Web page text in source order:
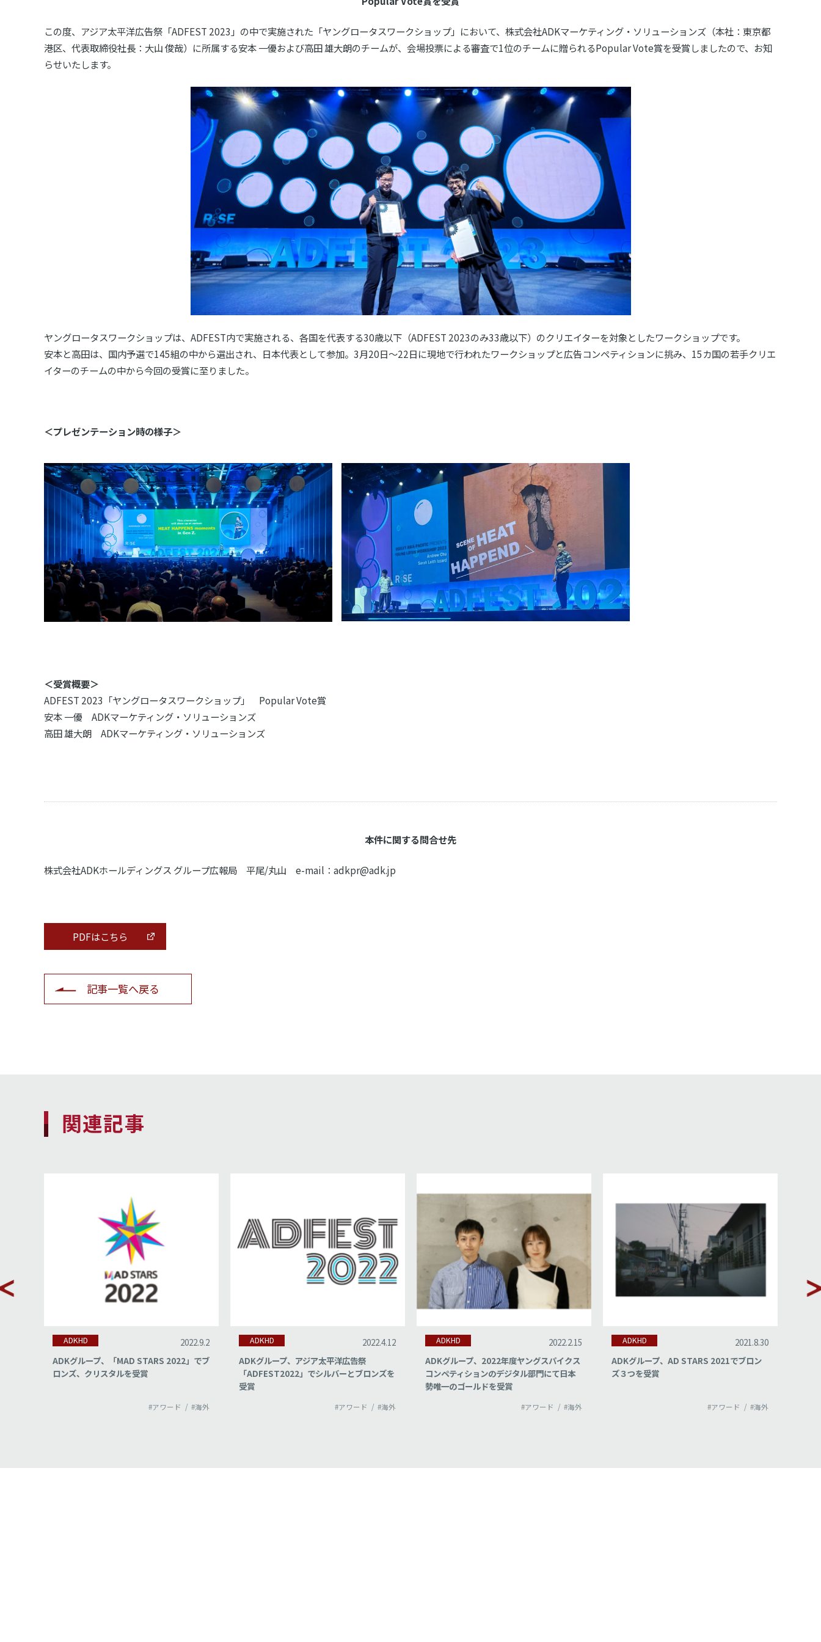
この度、アジア太平洋広告祭「ADFEST 2023」の中で実施された「ヤングロータスワークショップ」において、株式会社ADKマーケティング・ソリューションズ（本社：東京都
港区、代表取締役社長：大山 俊哉）に所属する安本 一優および高田 雄大朗のチームが、会場投票による審査で1位のチームに贈られるPopular Vote賞を受賞しましたので、お知
らせいたします。
ヤングロータスワークショップは、ADFEST内で実施される、各国を代表する30歳以下（ADFEST 2023のみ33歳以下）のクリエイターを対象としたワークショップです。
安本と高田は、国内予選で145組の中から選出され、日本代表として参加。3月20日〜22日に現地で行われたワークショップと広告コンペティションに挑み、15カ国の若手クリエ
イターのチームの中から今回の受賞に至りました。
＜プレゼンテーション時の様子＞
＜受賞概要＞
ADFEST 2023「ヤングロータスワークショップ」 Popular Vote賞
安本 一優 ADKマーケティング・ソリューションズ
高田 雄大朗 ADKマーケティング・ソリューションズ
本件に関する問合せ先
株式会社ADKホールディングス グループ広報局 平尾/丸山 e-mail：adkpr@adk.jp
PDFはこちら
記事一覧へ戻る
関連記事
ADKHD
2022.4.12
ADKグループ、アジア太平洋広告祭
「ADFEST2022」でシルバーとブロンズを
#アワード #海外
ADKHD
2022.2.15
ADKグループ、2022年度ヤングスパイクス
コンペティションのデジタル部門にて日本
勢唯一のゴールドを受賞
#アワード #海外
ADKHD
2021.8.30
ADKグループ、AD STARS 2021でブロン
ズ３つを受賞
#アワード #海外
ADKHD
2021.6.29
ADK台湾、カンヌライオンズ2020/2021で
ブロンズ受賞
#アワード #海外